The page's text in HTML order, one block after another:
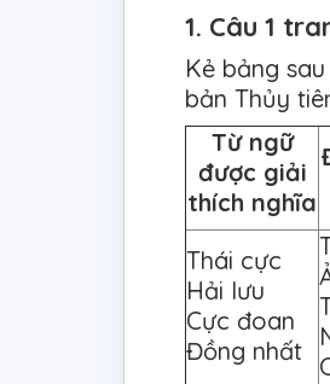
1. Câu 1
Kẻ bảng
bản Thủy
Từ ngữ
được giải
thích nghĩa
Thái cực
Hải lưu
Cực đoan
Đồng nhất